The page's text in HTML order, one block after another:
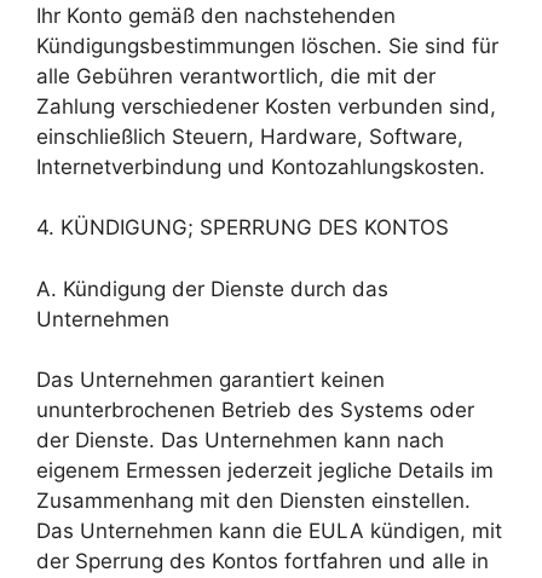
Ihr Konto gemäß den nachstehenden
Kündigungsbestimmungen löschen. Sie sind für
alle Gebühren verantwortlich, die mit der
Zahlung verschiedener Kosten verbunden sind,
einschließlich Steuern, Hardware, Software,
Internetverbindung und Kontozahlungskosten.
4. KÜNDIGUNG; SPERRUNG DES KONTOS
A. Kündigung der Dienste durch das
Unternehmen
Das Unternehmen garantiert keinen
ununterbrochenen Betrieb des Systems oder
der Dienste. Das Unternehmen kann nach
eigenem Ermessen jederzeit jegliche Details im
Zusammenhang mit den Diensten einstellen.
Das Unternehmen kann die EULA kündigen, mit
der Sperrung des Kontos fortfahren und alle in